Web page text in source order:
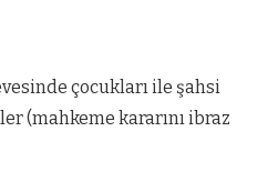
çocukları ile şahsi
(mahkeme kararını ibraz